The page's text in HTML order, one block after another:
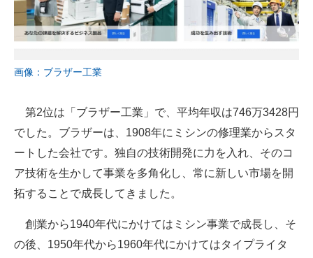
画像：ブラザー工業
第2位は「ブラザー工業」で、平均年収は746万3428円
でした。ブラザーは、1908年にミシンの修理業からスタ
ートした会社です。独自の技術開発に力を入れ、そのコ
ア技術を生かして事業を多角化し、常に新しい市場を開
拓することで成長してきました。
創業から1940年代にかけてはミシン事業で成長し、そ
の後、1950年代から1960年代にかけてはタイプライタ